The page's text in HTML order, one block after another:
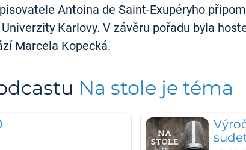
Antoina de Saint-Exupéryho
Karlovy. V závěru pořadu byla
Marcela Kopecká.
Na stole je téma